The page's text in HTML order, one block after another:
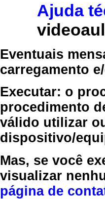
Ajuda
Eventuais
carregamento
Executar: o
procedimento
válido utilizar
dispositivo/
Mas, se você
visualizar
página de